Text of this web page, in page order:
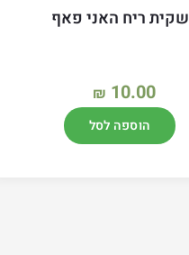
שקית ריח האני פאף
₪ 10.00
הוספה לסל